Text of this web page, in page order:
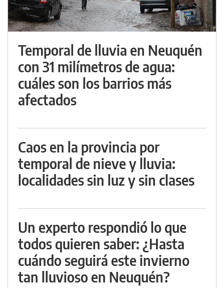
Temporal de lluvia en Neuquén
con 31 milímetros de agua:
cuáles son los barrios más
afectados
Caos en la provincia por
temporal de nieve y lluvia:
localidades sin luz y sin clases
Un experto respondió lo que
todos quieren saber: ¿Hasta
cuándo seguirá este invierno
tan lluvioso en Neuquén?